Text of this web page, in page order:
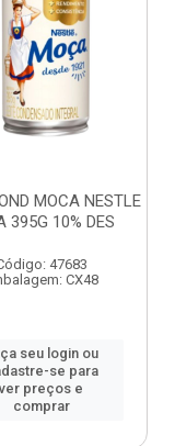
MOCA NESTLE
395G 10% DES
47683
CX48
seu login ou
se para
ver preços e
comprar